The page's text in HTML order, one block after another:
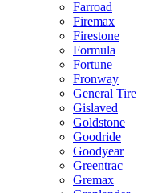
Farroad
Firemax
Firestone
Formula
Fortune
Fronway
General Tire
Gislaved
Goldstone
Goodride
Goodyear
Greentrac
Gremax